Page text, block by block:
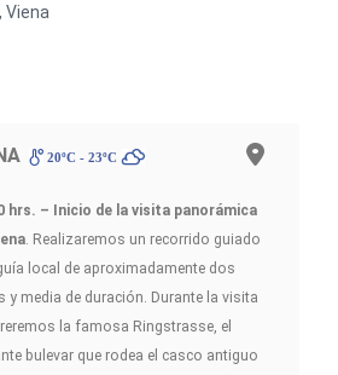
20ºC - 23ºC
hrs. – Inicio de la visita panorámica
. Realizaremos un recorrido guiado
local de aproximadamente dos
y media de duración. Durante la visita
la famosa Ringstrasse, el
bulevar que rodea el casco antiguo